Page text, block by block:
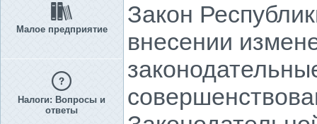
Малое предприятие
Налоги: Вопросы и
ответы
Закон
внесении